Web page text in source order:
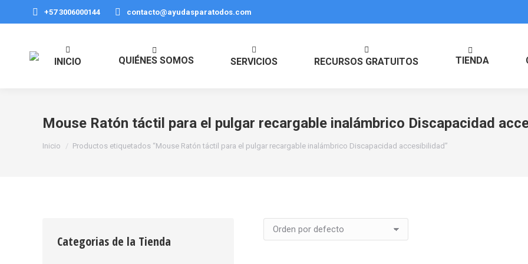
+57 3006000144 contacto@ayudasparatodos.com
INICIO QUIÉNES SOMOS SERVICIOS RECURSOS GRATUITOS TIENDA
Mouse Ratón táctil para el pulgar recargable inalámbrico Discapacidad
Inicio Productos etiquetados “Mouse Ratón táctil para el pulgar recargable inalámbrico Discapacidad accesibilidad”
Categorias de la Tienda